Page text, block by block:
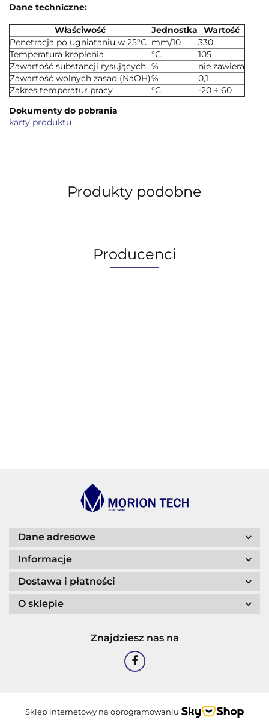
Dane techniczne:
Właściwość Jednostka
Wartość
Penetracja po ugniataniu w 25°C mm/10
330
Temperatura kroplenia
°C
105
Zawartość substancji rysujących %
nie zawiera
Zawartość wolnych zasad (NaOH)%
0,1
Zakres temperatur pracy
°C
-20 ÷ 60
Dokumenty do pobrania
karty produktu
Produkty podobne
Producenci
Dane adresowe
Informacje
Dostawa i płatności
O sklepie
Znajdziesz nas na
Sklep internetowy na oprogramowaniu